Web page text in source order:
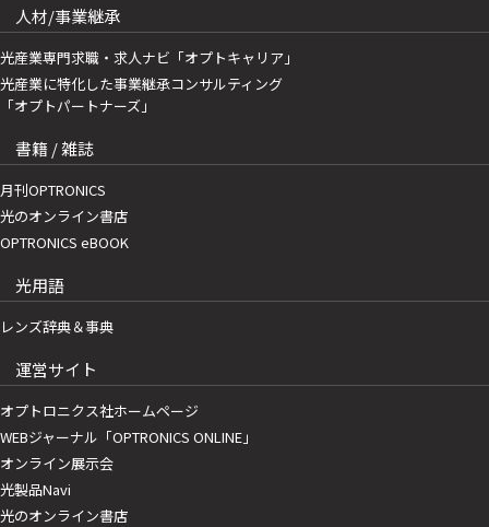
人材/事業継承
光産業専門求職・求人ナビ「オプトキャリア」
光産業に特化した事業継承コンサルティング
「オプトパートナーズ」
書籍 / 雑誌
月刊OPTRONICS
光のオンライン書店
OPTRONICS eBOOK
光用語
レンズ辞典＆事典
運営サイト
オプトロニクス社ホームページ
WEBジャーナル「OPTRONICS ONLINE」
オンライン展示会
光製品Navi
光のオンライン書店